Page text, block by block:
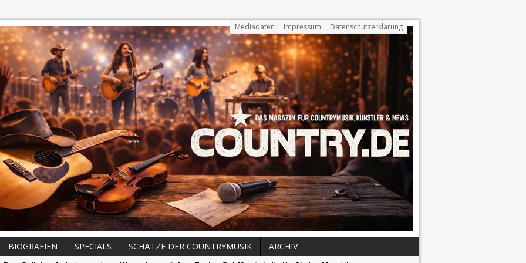
Mediadaten Impressum Datenschutzerklärung
BIOGRAFIEN SPECIALS SCHÄTZE DER COUNTRYMUSIK ARCHIV